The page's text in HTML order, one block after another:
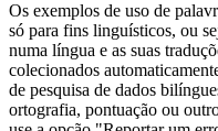
Os exemplos de uso de
só para fins linguísticos, ou
numa língua e as suas
colecionados
de pesquisa de dados
ortografia, pontuação ou